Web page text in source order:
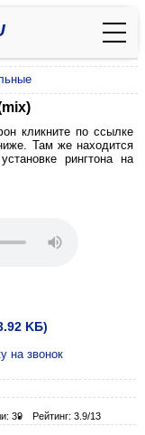
кликните по ссылке
Там же находится
рингтона на
KБ)
на звонок
39 Рейтинг: 3.9/13